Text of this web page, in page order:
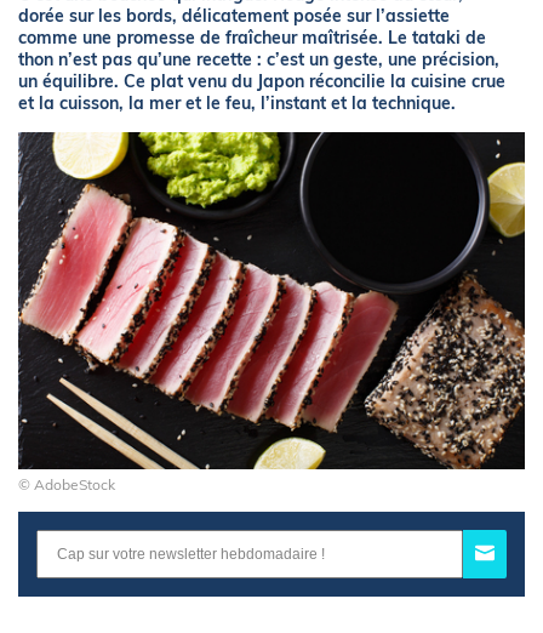
dorée sur les bords, délicatement posée sur l’assiette
comme une promesse de fraîcheur maîtrisée. Le tataki de
thon n’est pas qu’une recette : c’est un geste, une précision,
un équilibre. Ce plat venu du Japon réconcilie la cuisine crue
et la cuisson, la mer et le feu, l’instant et la technique.
© AdobeStock